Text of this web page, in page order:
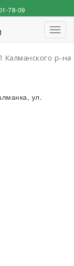
78-09
р-на
ул.